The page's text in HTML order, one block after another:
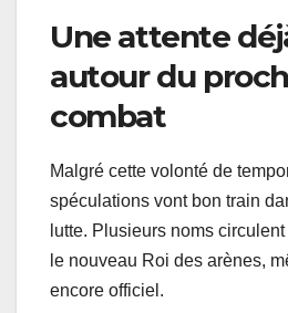
Une attente
autour du
combat
Malgré cette volonté de
spéculations vont bon train
lutte. Plusieurs noms
le nouveau Roi des arènes,
encore officiel.